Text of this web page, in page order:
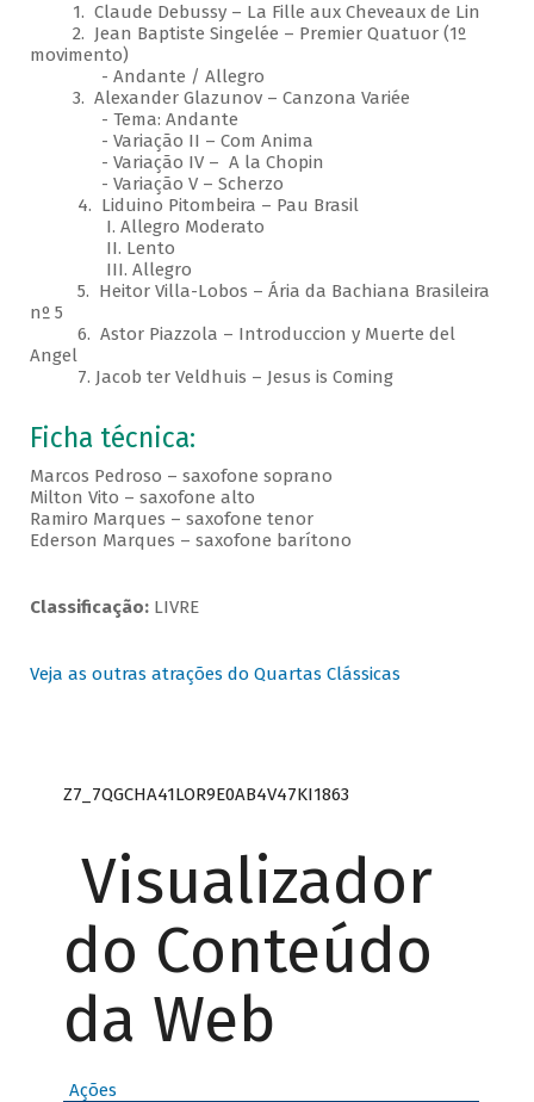
1. Claude Debussy – La Fille aux Cheveaux de Lin
2. Jean Baptiste Singelée – Premier Quatuor (1º
movimento)
- Andante / Allegro
3. Alexander Glazunov – Canzona Variée
- Tema: Andante
- Variação II – Com Anima
- Variação IV – A la Chopin
- Variação V – Scherzo
4. Liduino Pitombeira – Pau Brasil
I. Allegro Moderato
II. Lento
III. Allegro
5. Heitor Villa-Lobos – Ária da Bachiana Brasileira
nº 5
6. Astor Piazzola – Introduccion y Muerte del
Angel
7. Jacob ter Veldhuis – Jesus is Coming
Ficha técnica:
Marcos Pedroso – saxofone soprano
Milton Vito – saxofone alto
Ramiro Marques – saxofone tenor
Ederson Marques – saxofone barítono
Classificação:LIVRE
Veja as outras atrações do Quartas Clássicas
Z7_7QGCHA41LOR9E0AB4V47KI1863
Visualizador
do Conteúdo
da Web
Ações